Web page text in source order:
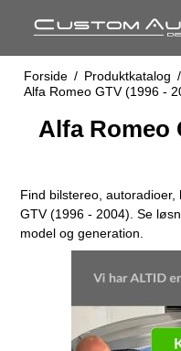
Forside / Produktkatalog /
Alfa Romeo GTV (1996 -
Alfa Romeo
Find bilstereo,
GTV (1996 - 2004). Se
model og generation.